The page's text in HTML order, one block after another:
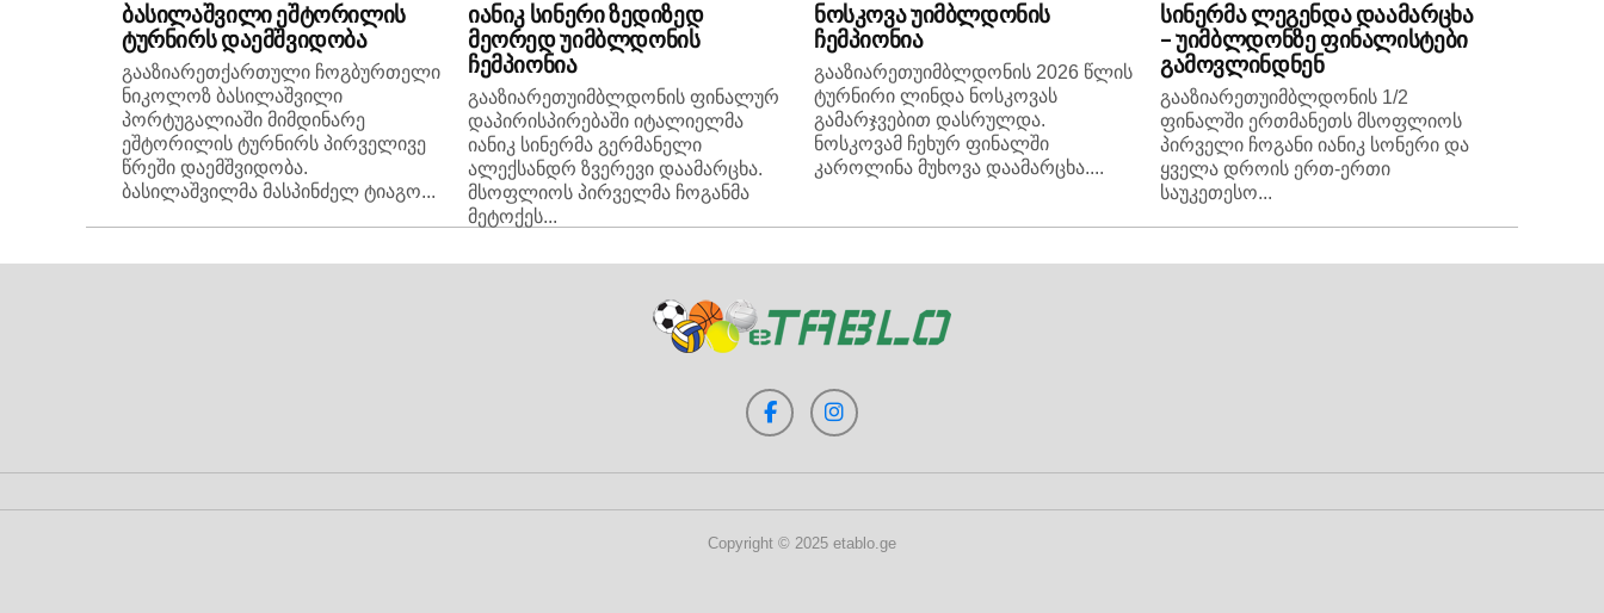
ბასილაშვილი ეშტორილის
ტურნირს დაემშვიდობა
გააზიარეთქართული ჩოგბურთელი
ნიკოლოზ ბასილაშვილი
პორტუგალიაში მიმდინარე
ეშტორილის ტურნირს პირველივე
წრეში დაემშვიდობა.
ბასილაშვილმა მასპინძელ ტიაგო...
იანიკ სინერი ზედიზედ
მეორედ უიმბლდონის
ჩემპიონია
გააზიარეთუიმბლდონის ფინალურ
დაპირისპირებაში იტალიელმა
იანიკ სინერმა გერმანელი
ალექსანდრ ზვერევი დაამარცხა.
მსოფლიოს პირველმა ჩოგანმა
მეტოქეს...
ნოსკოვა უიმბლდონის
ჩემპიონია
გააზიარეთუიმბლდონის 2026 წლის
ტურნირი ლინდა ნოსკოვას
გამარჯვებით დასრულდა.
ნოსკოვამ ჩეხურ ფინალში
კაროლინა მუხოვა დაამარცხა....
სინერმა ლეგენდა დაამარცხა
– უიმბლდონზე ფინალისტები
გამოვლინდნენ
გააზიარეთუიმბლდონის 1/2
ფინალში ერთმანეთს მსოფლიოს
პირველი ჩოგანი იანიკ სონერი და
ყველა დროის ერთ-ერთი
საუკეთესო...
Copyright © 2025 etablo.ge